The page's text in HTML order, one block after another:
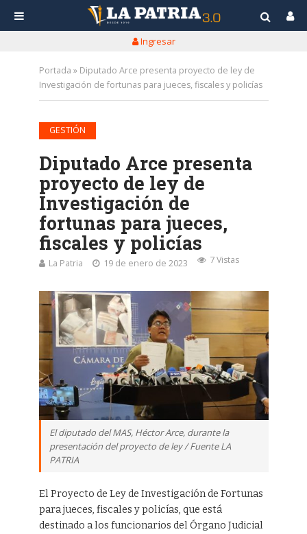
Ingresar
Portada » Diputado Arce presenta proyecto de ley de
Investigación de fortunas para jueces, fiscales y policías
GESTIÓN
Diputado Arce presenta
proyecto de ley de
Investigación de
fortunas para jueces,
fiscales y policías
La Patria 19 de enero de 2023 7 Vistas
El diputado del MAS, Héctor Arce, durante la
presentación del proyecto de ley / Fuente LA
PATRIA
El Proyecto de Ley de Investigación de Fortunas
para jueces, fiscales y policías, que está
destinado a los funcionarios del Órgano Judicial